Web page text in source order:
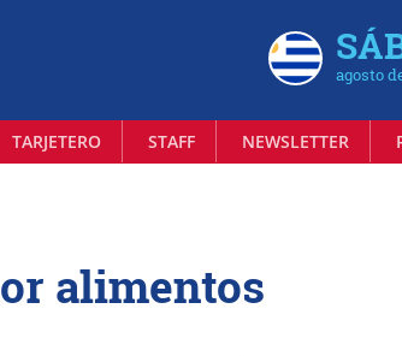
agosto
TARJETERO STAFF NEWSLETTER
alimentos